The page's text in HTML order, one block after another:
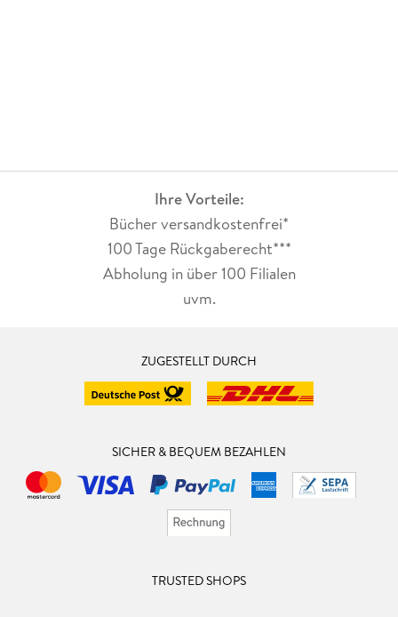
Ihre Vorteile:
Bücher versandkostenfrei*
100 Tage Rückgaberecht***
Abholung in über 100 Filialen
uvm.
ZUGESTELLT DURCH
SICHER & BEQUEM BEZAHLEN
TRUSTED SHOPS